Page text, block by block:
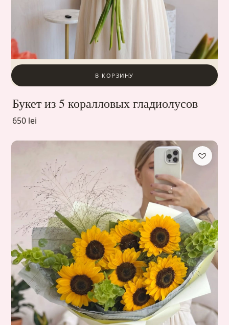
В КОРЗИНУ
Букет из 5 коралловых гладиолусов
650 lei